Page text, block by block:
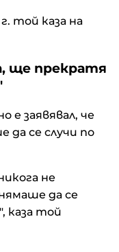
той каза на
ще прекратя
е заявявал, че
да се случи по
не
да се
каза той